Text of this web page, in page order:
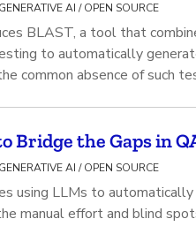
GENERATIVE AI / OPEN SOURCE
BLAST, a tool that
to automatically
common absence of such
Bridge the Gaps in
GENERATIVE AI / OPEN SOURCE
using LLMs to
manual effort and blind